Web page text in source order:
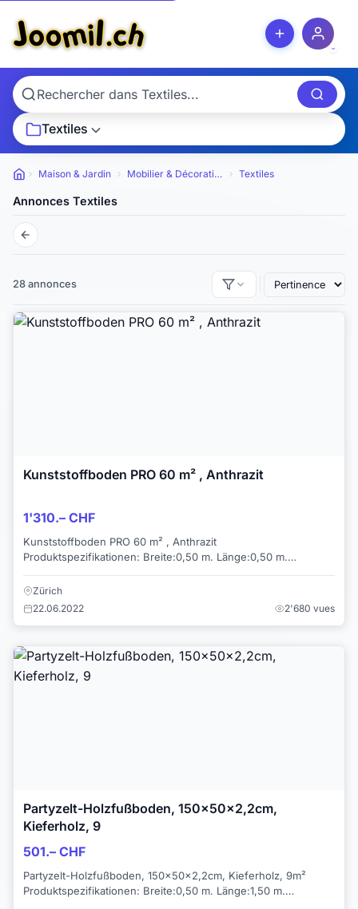
Textiles
Petites annonces
Maison & Jardin Mobilier & Décoration Textiles
Annonces Textiles
28 annonces
Kunststoffboden PRO 60 m² , Anthrazit
1'310.– CHF
Kunststoffboden PRO 60 m² , Anthrazit
Produktspezifikationen: Breite:0,50 m. Länge:0,50 m.
Zürich
22.06.2022
2'680 vues
Partyzelt-Holzfußboden, 150x50x2,2cm,
Kieferholz, 9
501.– CHF
Partyzelt-Holzfußboden, 150x50x2,2cm, Kieferholz, 9m²
Produktspezifikationen: Breite:0,50 m. Länge:1,50 m.